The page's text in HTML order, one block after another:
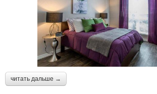
читать дальше →